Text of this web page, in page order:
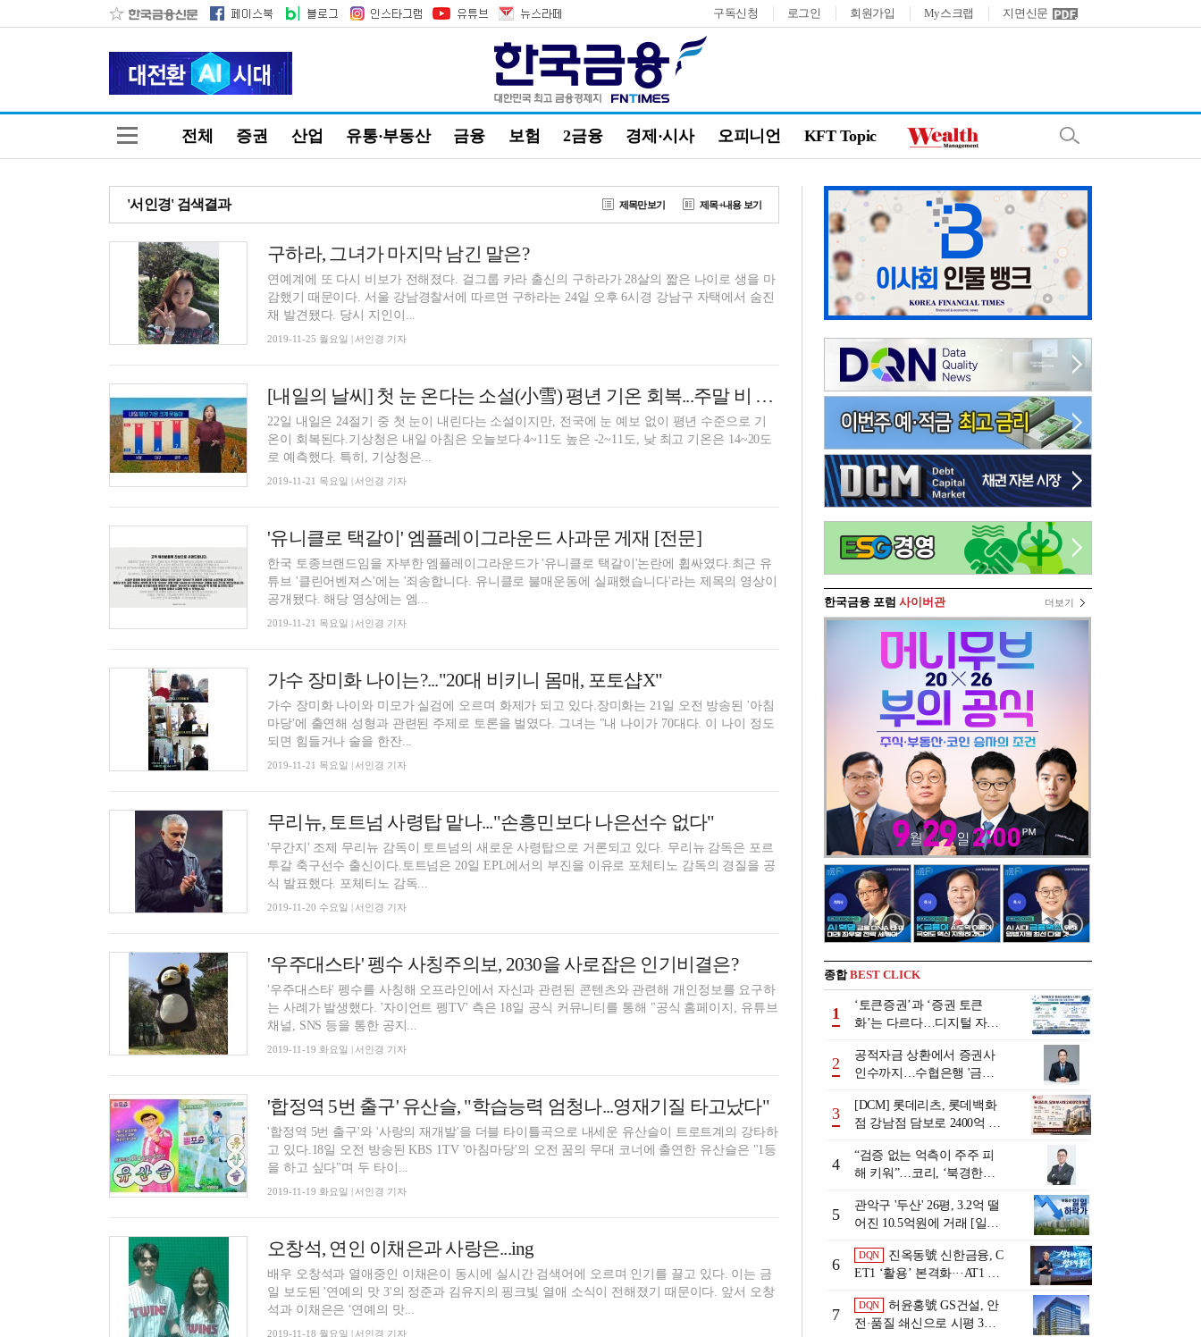
구독신청 로그인 회원가입 My스크랩 지면신문
전체 증권 산업 유통·부동산 금융 보험 2금융 경제·시사 오피니언 KFT Topic
'서인경' 검색결과 제목만보기 제목+내용 보기
구하라, 그녀가 마지막 남긴 말은?
연예계에 또 다시 비보가 전해졌다. 걸그룹 카라 출신의 구하라가 28살의 짧은 나이로 생을 마
감했기 때문이다. 서울 강남경찰서에 따르면 구하라는 24일 오후 6시경 강남구 자택에서 숨진
채 발견됐다. 당시 지인이...
2019-11-25 월요일 | 서인경 기자
[내일의 날씨] 첫 눈 온다는 소설(小雪) 평년 기온 회복...주말 비 예보
22일 내일은 24절기 중 첫 눈이 내린다는 소설이지만, 전국에 눈 예보 없이 평년 수준으로 기
온이 회복된다.기상청은 내일 아침은 오늘보다 4~11도 높은 -2~11도, 낮 최고 기온은 14~20도
로 예측했다. 특히, 기상청은...
2019-11-21 목요일 | 서인경 기자
'유니클로 택갈이' 엠플레이그라운드 사과문 게재 [전문]
한국 토종브랜드임을 자부한 엠플레이그라운드가 '유니클로 택갈이'논란에 휩싸였다.최근 유
튜브 '클린어벤져스'에는 '죄송합니다. 유니클로 불매운동에 실패했습니다'라는 제목의 영상이
공개됐다. 해당 영상에는 엠...
2019-11-21 목요일 | 서인경 기자
가수 장미화 나이는?..."20대 비키니 몸매, 포토샵X"
가수 장미화 나이와 미모가 실검에 오르며 화제가 되고 있다.장미화는 21일 오전 방송된 '아침
마당'에 출연해 성형과 관련된 주제로 토론을 벌였다. 그녀는 "내 나이가 70대다. 이 나이 정도
되면 힘들거나 술을 한잔...
2019-11-21 목요일 | 서인경 기자
무리뉴, 토트넘 사령탑 맡나..."손흥민보다 나은선수 없다"
'무간지' 조제 무리뉴 감독이 토트넘의 새로운 사령탑으로 거론되고 있다. 무리뉴 감독은 포르
투갈 축구선수 출신이다.토트넘은 20일 EPL에서의 부진을 이유로 포체티노 감독의 경질을 공
식 발표했다. 포체티노 감독...
2019-11-20 수요일 | 서인경 기자
'우주대스타' 펭수 사칭주의보, 2030을 사로잡은 인기비결은?
'우주대스타' 펭수를 사칭해 오프라인에서 자신과 관련된 콘텐츠와 관련해 개인정보를 요구하
는 사례가 발생했다. '자이언트 펭TV' 측은 18일 공식 커뮤니티를 통해 "공식 홈페이지, 유튜브
채널, SNS 등을 통한 공지...
2019-11-19 화요일 | 서인경 기자
'합정역 5번 출구' 유산슬, "학습능력 엄청나...영재기질 타고났다"
'합정역 5번 출구'와 '사랑의 재개발'을 더블 타이틀곡으로 내세운 유산슬이 트로트계의 강타하
고 있다.18일 오전 방송된 KBS 1TV '아침마당'의 오전 꿈의 무대 코너에 출연한 유산슬은 "1등
을 하고 싶다"며 두 타이...
2019-11-19 화요일 | 서인경 기자
오창석, 연인 이채은과 사랑은...ing
배우 오창석과 열애중인 이채은이 동시에 실시간 검색어에 오르며 인기를 끌고 있다. 이는 금
일 보도된 '연예의 맛 3'의 정준과 김유지의 핑크빛 열애 소식이 전해졌기 때문이다. 앞서 오창
석과 이채은은 '연예의 맛...
2019-11-18 월요일 | 서인경 기자
한국금융 포럼 사이버관 더보기
종합BEST CLICK
1
‘토큰증권’과 ‘증권 토큰
화’는 다르다…디지털 자본
2
공적자금 상환에서 증권사
인수까지…수협은행 '금융
행 금융그룹의 꿈①]
3
[DCM] 롯데리츠, 롯데백화
점 강남점 담보로 2400억 조
4
“검증 없는 억측이 주주 피
해 키워”…코리, ‘북경한미
5
관악구 '두산' 26평, 3.2억 떨
어진 10.5억원에 거래 [일일
6
DQN
진옥동號 신한금융, C
ET1 ‘활용’ 본격화···AT1 늘
view]
7
DQN
허윤홍號 GS건설, 안
전·품질 쇄신으로 시평 3위